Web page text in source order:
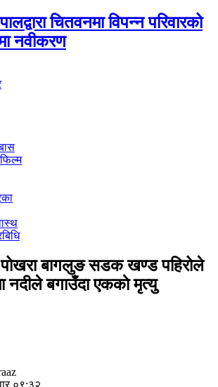
चितवनमा विपन्न परिवारको
नवीकरण
पोखरा बागलुङ सडक खण्ड पहिरोले
नदीले बगाउँदा एककाे मृत्यु
०९:३२